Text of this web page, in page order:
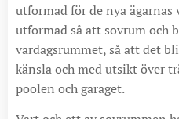
utformad för de nya
utformad så att sovrum och
vardagsrummet, så att det
känsla och med utsikt över
poolen och garaget.